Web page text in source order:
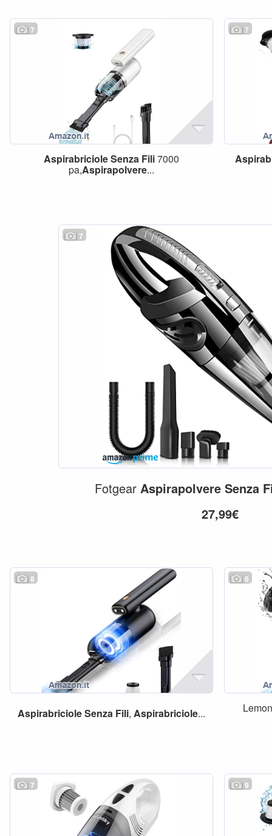
7
AspirabricioleSenza Fili7000
pa,Aspirapolvere...
7
7
FotgearAspirapolvere Senza
27,99€
8
AspirabricioleSenza Fili, Aspirabriciole...
6
7 9